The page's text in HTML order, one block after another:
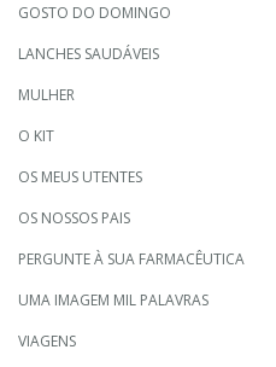
GOSTO DO DOMINGO
LANCHES SAUDÁVEIS
MULHER
O KIT
OS MEUS UTENTES
OS NOSSOS PAIS
PERGUNTE À SUA FARMACÊUTICA
UMA IMAGEM MIL PALAVRAS
VIAGENS